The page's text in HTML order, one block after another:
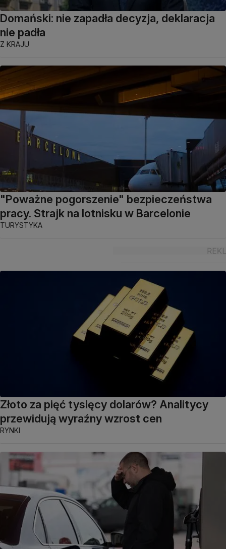
Domański: nie zapadła decyzja, deklaracja
nie padła
Z KRAJU
"Poważne pogorszenie" bezpieczeństwa
pracy. Strajk na lotnisku w Barcelonie
TURYSTYKA
Złoto za pięć tysięcy dolarów? Analitycy
przewidują wyraźny wzrost cen
RYNKI